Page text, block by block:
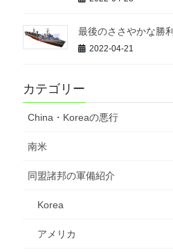
最後のささやかな勝利
2022-04-21
カテゴリー
China・Koreaの悪行
南米
同盟諸邦の軍備紹介
Korea
アメリカ